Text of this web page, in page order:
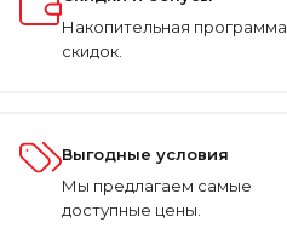
Накопительная программа
скидок.
Выгодные условия
Мы предлагаем самые
доступные цены.